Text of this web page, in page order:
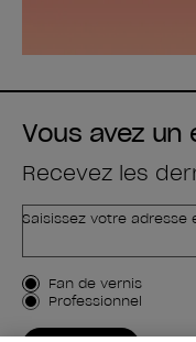
Vous avez un
Recevez les
Saisissez votre adresse
Type de client
Fan de vernis
Professionnel